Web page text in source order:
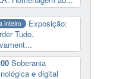
inteiro
Exposição:
Tudo.
Soberania
e digital